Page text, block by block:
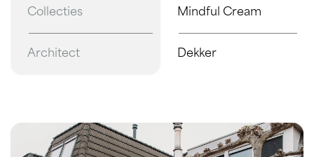
Collecties Mindful Cream
Architect Dekker